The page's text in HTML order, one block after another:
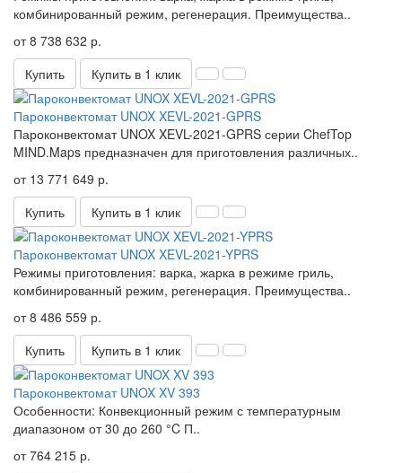
комбинированный режим, регенерация. Преимущества..
от 8 738 632 р.
Купить
Купить в 1 клик
Пароконвектомат UNOX XEVL-2021-GPRS
Пароконвектомат UNOX XEVL-2021-GPRS серии ChefTop
MIND.Maps предназначен для приготовления различных..
от 13 771 649 р.
Купить
Купить в 1 клик
Пароконвектомат UNOX XEVL-2021-YPRS
Режимы приготовления: варка, жарка в режиме гриль,
комбинированный режим, регенерация. Преимущества..
от 8 486 559 р.
Купить
Купить в 1 клик
Пароконвектомат UNOX XV 393
Особенности: Конвекционный режим с температурным
диапазоном от 30 до 260 °C П..
от 764 215 р.